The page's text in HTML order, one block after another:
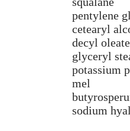
pentylene
cetearyl
decyl oleate
glyceryl
potassium
mel
sodium